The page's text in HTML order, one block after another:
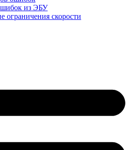
из ЭБУ
ограничения скорости